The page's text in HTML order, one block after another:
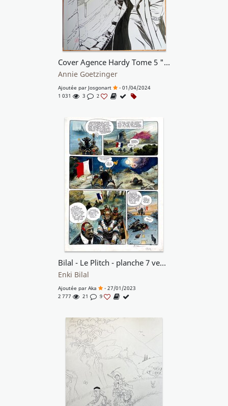
Cover Agence Hardy Tome 5 "Berlin, zone française"
Annie Goetzinger
Ajoutée par Josgonart
- 01/04/2024
1 031
3 2
Bilal - Le Plitch - planche 7 vente ou échange
Enki Bilal
Ajoutée par Aka
- 27/01/2023
2 777
21 9